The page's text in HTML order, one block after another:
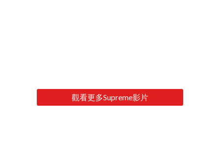
觀看更多Supreme影片